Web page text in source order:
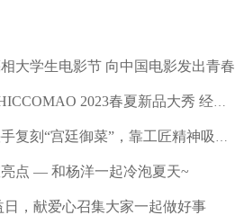
大学生电影节 向中国电影发出青春
崔子格受邀出席CHICCOMAO 2023春夏新品大秀 经典黑红
90后美食达人在快手复刻“宫廷御菜”，靠工匠精神吸引超
点 — 和杨洋一起冷泡夏天~
日，献爱心召集大家一起做好事